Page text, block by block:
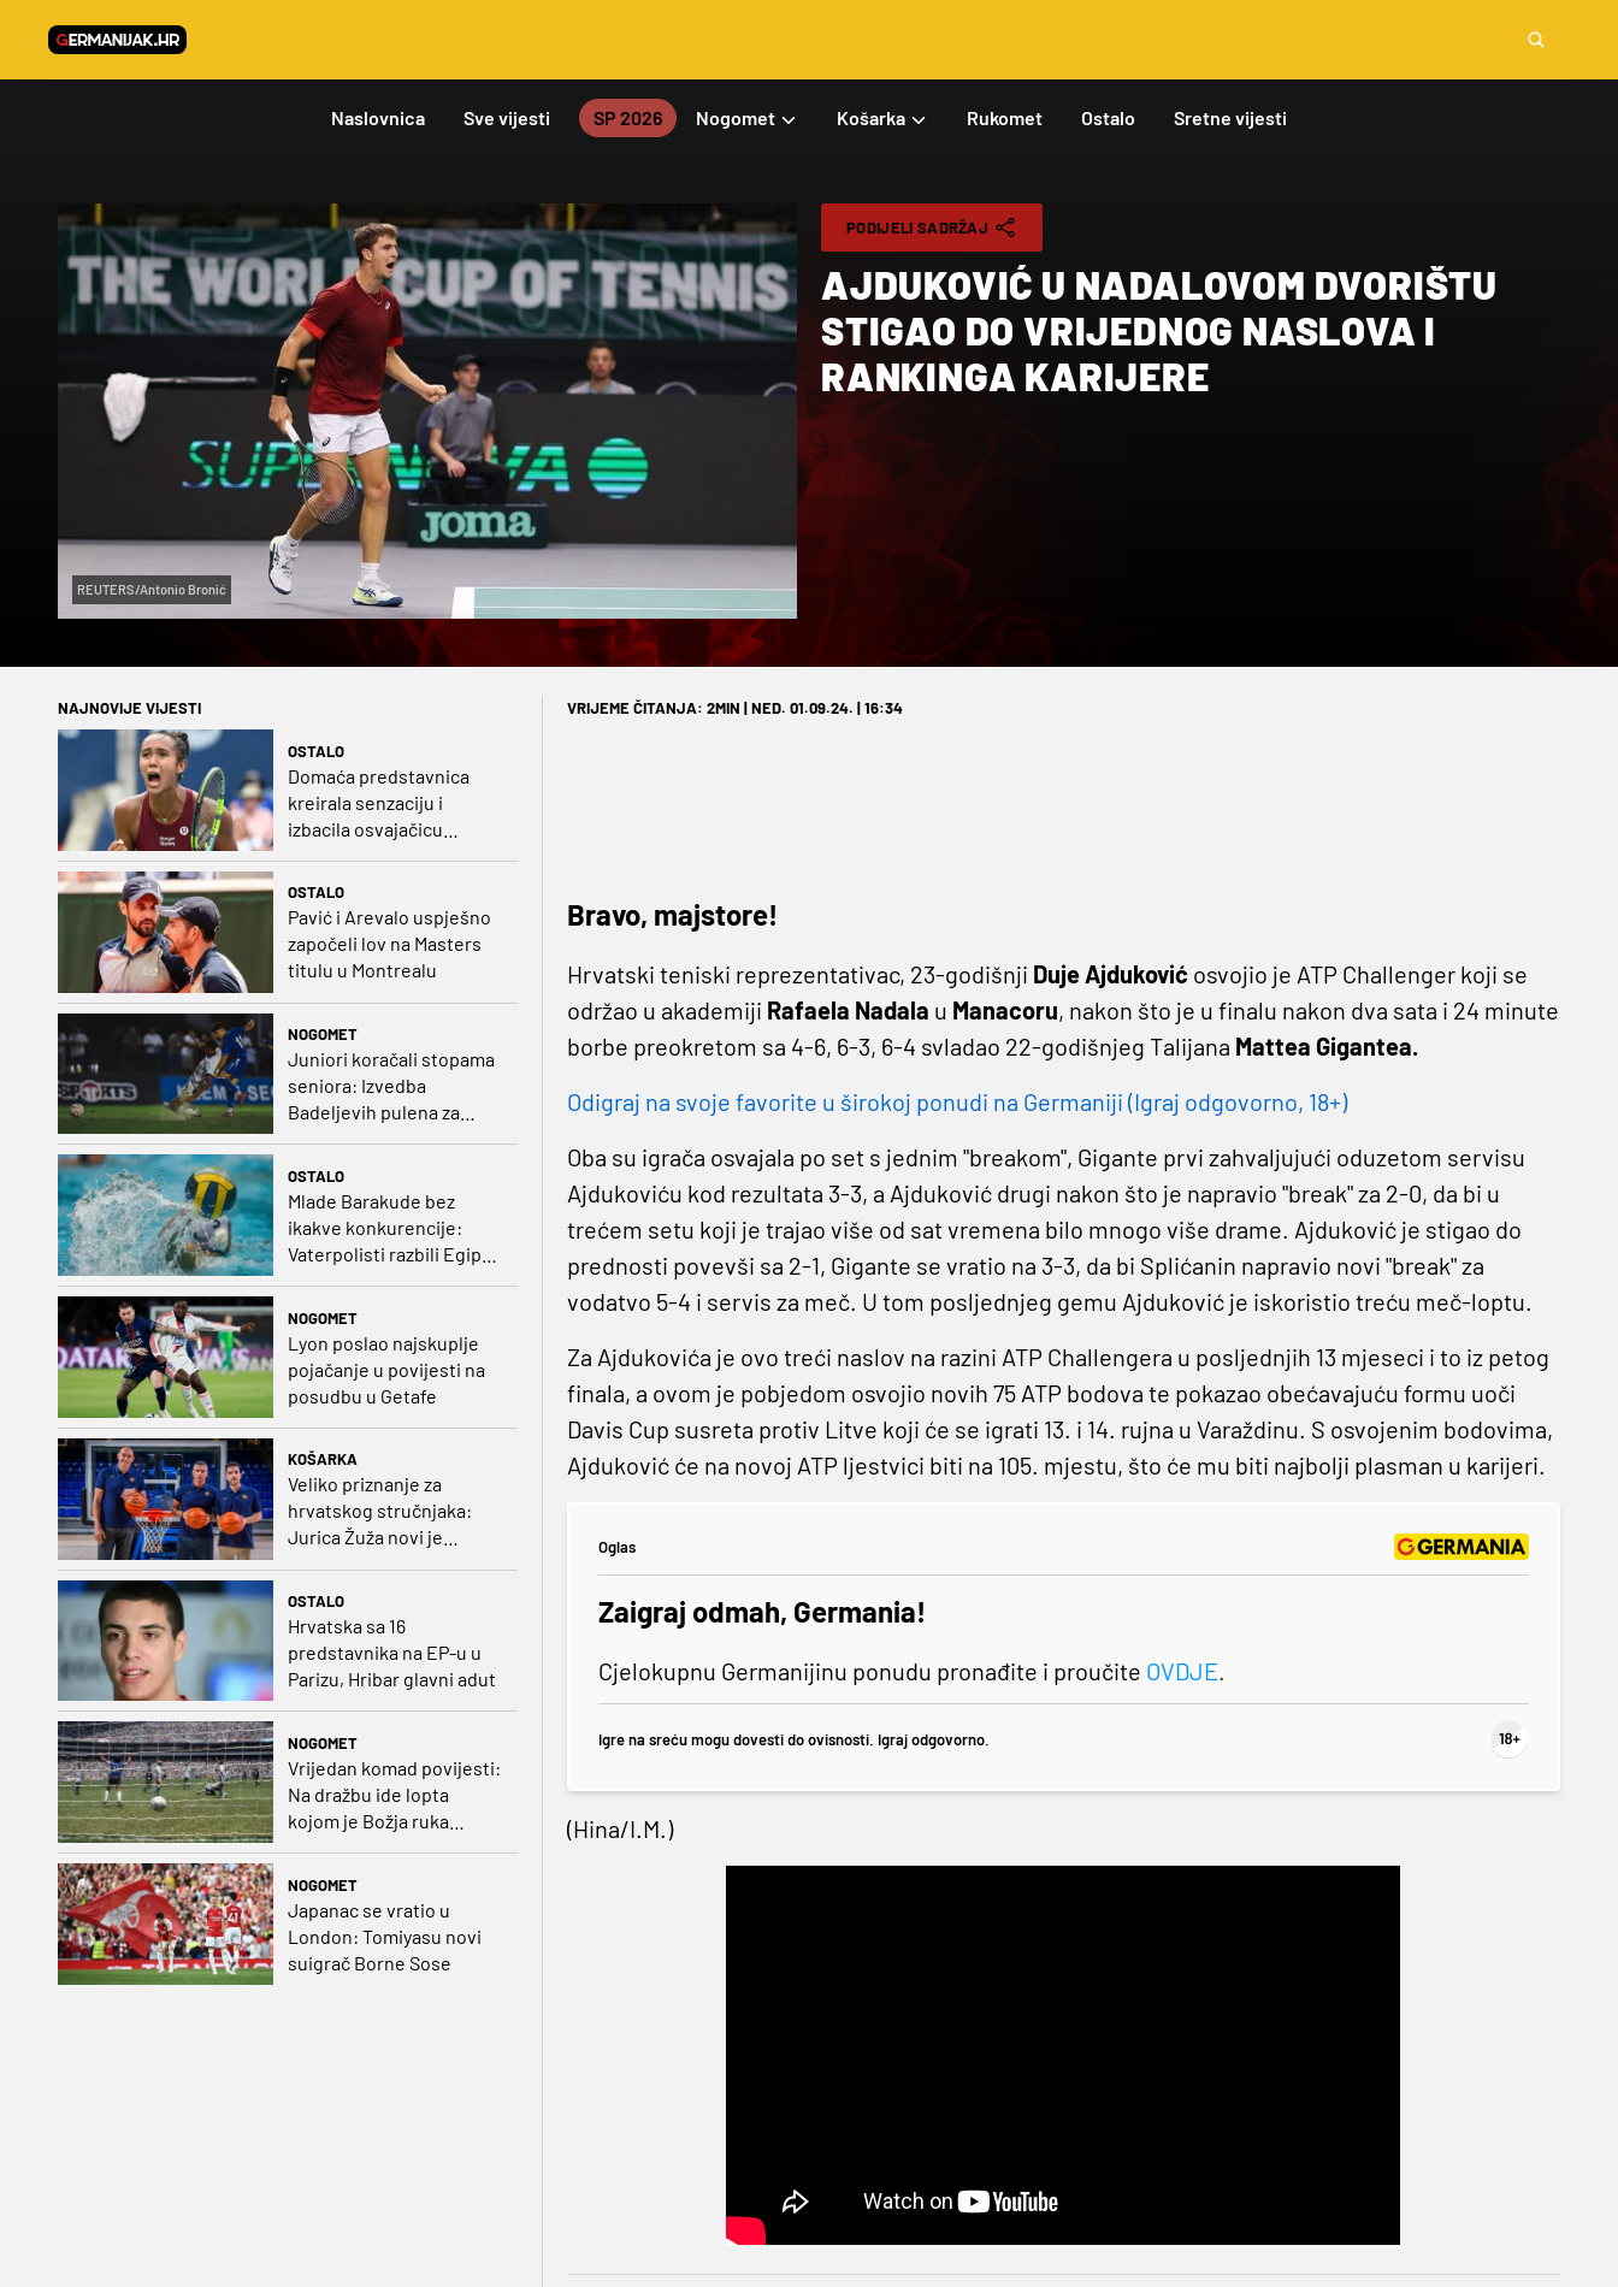
Naslovnica Sve vijesti SP 2026 Nogomet Košarka Rukomet Ostalo Sretne vijesti
REUTERS/Antonio Bronić
PODIJELI SADRŽAJ
AJDUKOVIĆ U NADALOVOM DVORIŠTU
STIGAO DO VRIJEDNOG NASLOVA I
RANKINGA KARIJERE
NAJNOVIJE VIJESTI
OSTALO
Domaća predstavnica
kreirala senzaciju i
izbacila osvajačicu
OSTALO
Pavić i Arevalo uspješno
započeli lov na Masters
titulu u Montrealu
NOGOMET
Juniori koračali stopama
seniora: Izvedba
Badeljevih pulena za
čistu peticu protiv
OSTALO
Mlade Barakude bez
ikakve konkurencije:
Vaterpolisti razbili Egipat
za polufinale SP-a!
NOGOMET
Lyon poslao najskuplje
pojačanje u povijesti na
posudbu u Getafe
KOŠARKA
Veliko priznanje za
hrvatskog stručnjaka:
Jurica Žuža novi je
OSTALO
Hrvatska sa 16
predstavnika na EP-u u
Parizu, Hribar glavni adut
NOGOMET
Vrijedan komad povijesti:
Na dražbu ide lopta
kojom je Božja ruka
NOGOMET
Japanac se vratio u
London: Tomiyasu novi
suigrač Borne Sose
VRIJEME ČITANJA: 2MIN | NED. 01.09.24. | 16:34
Bravo, majstore!
Hrvatski teniski reprezentativac, 23-godišnji Duje Ajduković osvojio je ATP Challenger koji se
održao u akademiji Rafaela Nadala u Manacoru, nakon što je u finalu nakon dva sata i 24 minute
borbe preokretom sa 4-6, 6-3, 6-4 svladao 22-godišnjeg Talijana Mattea Gigantea.
Odigraj na svoje favorite u širokoj ponudi na Germaniji (Igraj odgovorno, 18+)
Oba su igrača osvajala po set s jednim "breakom", Gigante prvi zahvaljujući oduzetom servisu
Ajdukoviću kod rezultata 3-3, a Ajduković drugi nakon što je napravio "break" za 2-0, da bi u
trećem setu koji je trajao više od sat vremena bilo mnogo više drame. Ajduković je stigao do
prednosti povevši sa 2-1, Gigante se vratio na 3-3, da bi Splićanin napravio novi "break" za
vodatvo 5-4 i servis za meč. U tom posljednjeg gemu Ajduković je iskoristio treću meč-loptu.
Za Ajdukovića je ovo treći naslov na razini ATP Challengera u posljednjih 13 mjeseci i to iz petog
finala, a ovom je pobjedom osvojio novih 75 ATP bodova te pokazao obećavajuću formu uoči
Davis Cup susreta protiv Litve koji će se igrati 13. i 14. rujna u Varaždinu. S osvojenim bodovima,
Ajduković će na novoj ATP ljestvici biti na 105. mjestu, što će mu biti najbolji plasman u karijeri.
Oglas
Zaigraj odmah, Germania!
Cjelokupnu Germanijinu ponudu pronađite i proučite OVDJE.
Igre na sreću mogu dovesti do ovisnosti. Igraj odgovorno.
(Hina/I.M.)